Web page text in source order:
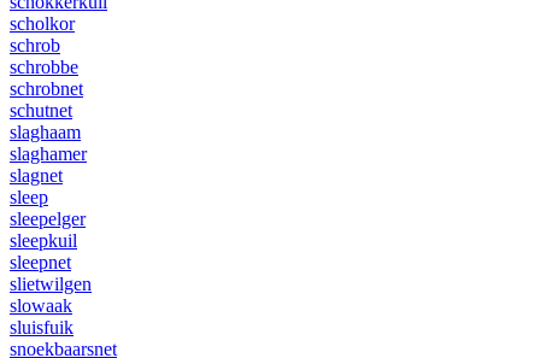
scholkor
schrob
schrobbe
schrobnet
schutnet
slaghaam
slaghamer
slagnet
sleep
sleepelger
sleepkuil
sleepnet
slietwilgen
slowaak
sluisfuik
snoekbaarsnet